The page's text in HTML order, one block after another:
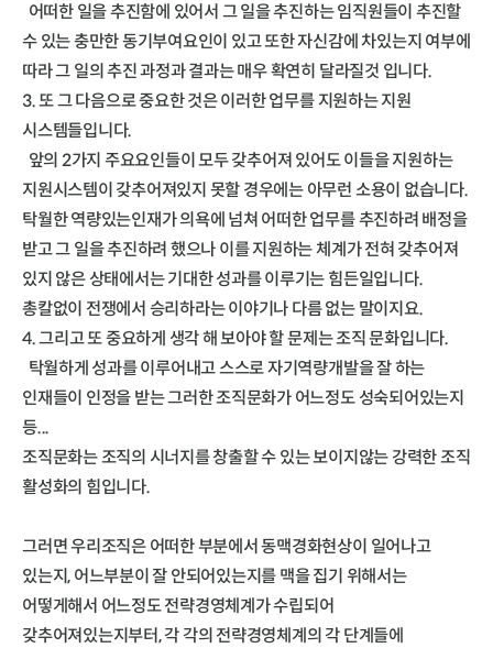
어떠한 일을 추진함에 있어서 그 일을 추진하는 임직원들이 추진할
수 있는 충만한 동기부여요인이 있고 또한 자신감에 차있는지 여부에
따라 그 일의 추진 과정과 결과는 매우 확연히 달라질것 입니다.
3. 또 그 다음으로 중요한 것은 이러한 업무를 지원하는 지원
시스템들입니다.
앞의 2가지 주요요인들이 모두 갖추어져 있어도 이들을 지원하는
지원시스템이 갖추어져있지 못할 경우에는 아무런 소용이 없습니다.
탁월한 역량있는인재가 의욕에 넘쳐 어떠한 업무를 추진하려 배정을
받고 그 일을 추진하려 했으나 이를 지원하는 체계가 전혀 갖추어져
있지 않은 상태에서는 기대한 성과를 이루기는 힘든일입니다.
총칼없이 전쟁에서 승리하라는 이야기나 다름 없는 말이지요.
4. 그리고 또 중요하게 생각 해 보아야 할 문제는 조직 문화입니다.
탁월하게 성과를 이루어내고 스스로 자기역량개발을 잘 하는
인재들이 인정을 받는 그러한 조직문화가 어느정도 성숙되어있는지
등...
조직문화는 조직의 시너지를 창출할 수 있는 보이지않는 강력한 조직
활성화의 힘입니다.
그러면 우리조직은 어떠한 부분에서 동맥경화현상이 일어나고
있는지, 어느부분이 잘 안되어있는지를 맥을 집기 위해서는
어떻게해서 어느정도 전략경영체계가 수립되어
갖추어져있는지부터, 각 각의 전략경영체계의 각 단계들에